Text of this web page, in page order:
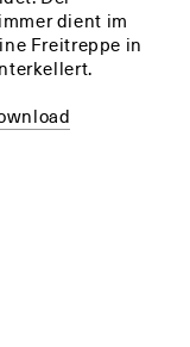
dient im
Freitreppe in